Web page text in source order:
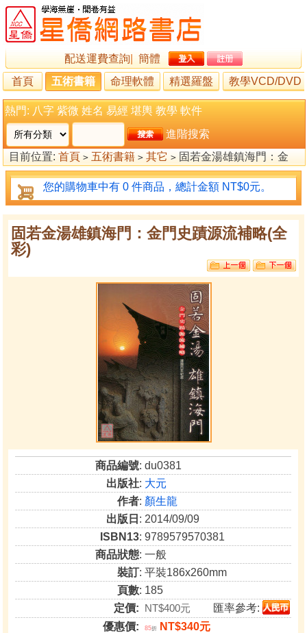
配送運費查詢
簡體
首頁
五術書籍 命理軟體 精選羅盤 教學VCD/DVD
熱門: 八字 紫微 姓名 易經 堪輿 教學 軟件
進階搜索
目前位置: 首頁 > 五術書籍 > 其它 > 固若金湯雄鎮海門：金
門史蹟源流補略(全彩)
您的購物車中有 0 件商品，總計金額 NT$0元。
固若金湯雄鎮海門：金門史蹟源流補略(全
彩)
商品編號: du0381
出版社: 大元
作者: 顏生龍
出版日 : 2014/09/09
ISBN13: 9789579570381
商品狀態: 一般
裝訂: 平裝186x260mm
頁數: 185
定價: NT$400元
匯率參考:
優惠價:
85折
NT$340元